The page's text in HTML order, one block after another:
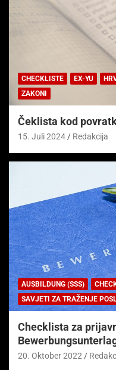
CHECKLISTE EX-YU
ZAKONI
Čeklista kod
15. Juli 2024 Redakcija
AUSBILDUNG (SSS)
SAVJETI ZA TRAŽENJE
Checklista za
20. Oktober 2022